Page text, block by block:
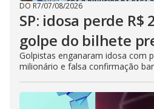
DO R7/07/08/2026
SP: idosa perde R$
golpe do bilhete
Golpistas enganaram idosa com
milionário e falsa confirmação